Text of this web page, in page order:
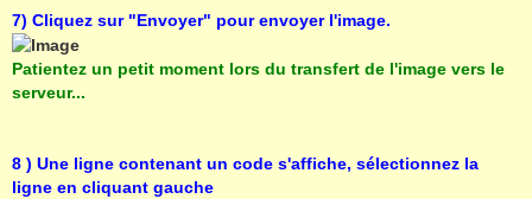
7) Cliquez sur "Envoyer" pour envoyer l'image.
Patientez un petit moment lors du transfert de l'image vers le
serveur...
8 ) Une ligne contenant un code s'affiche, sélectionnez la
ligne en cliquant gauche